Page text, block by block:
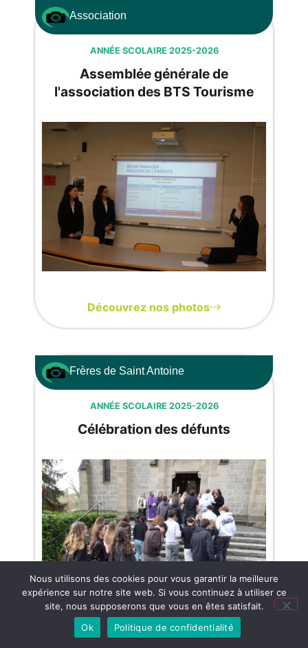
Association
ANNÉE SCOLAIRE 2025-2026
Assemblée générale de
l'association des BTS Tourisme
Découvrez nos photos
Frères de Saint Antoine
ANNÉE SCOLAIRE 2025-2026
Célébration des défunts
Agenda
Nous utilisons des cookies pour vous garantir la meilleure
expérience sur notre site web. Si vous continuez à utiliser ce
site, nous supposerons que vous en êtes satisfait.
Ok
Politique de confidentialité